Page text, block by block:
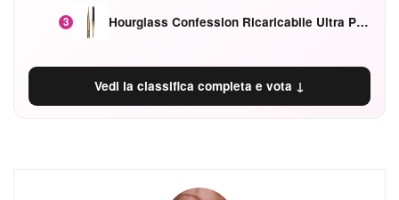
3 Hourglass Confession Ricaricabile Ultra Preciso Ad Alta Intensità Secretly Classic Red
Vedi la classifica completa e vota ↓